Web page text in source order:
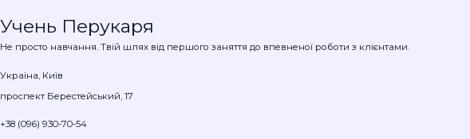
Учень Перукаря
Не просто навчання. Твій шлях від першого заняття до впевненої роботи з клієнтами.
Україна, Київ
проспект Берестейський, 17
+38 (096) 930-70-54